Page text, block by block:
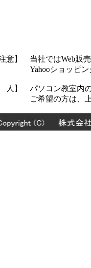
意】 当社ではWeb販売
ショッピングサイ
】 パソコン教室内の
の方は、上記連